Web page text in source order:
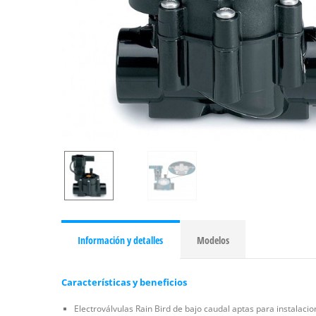
Información y detalles Modelos
Características y beneficios
Electroválvulas Rain Bird de bajo caudal aptas para